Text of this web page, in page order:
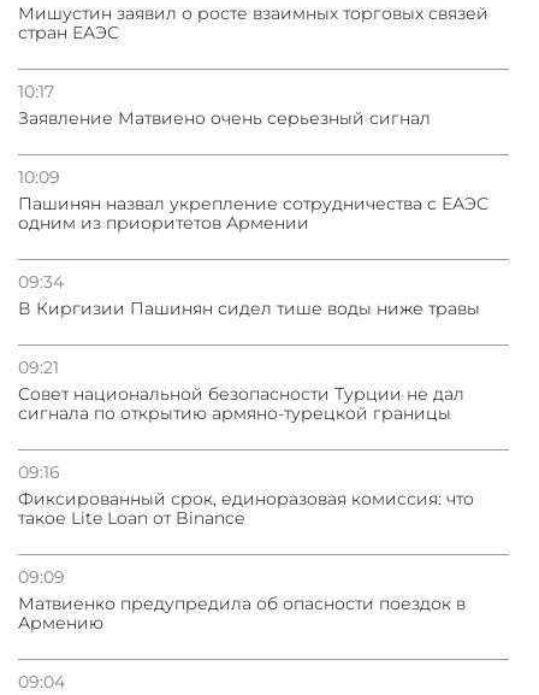
Мишустин заявил о росте взаимных торговых связей
стран ЕАЭС
10:17
Заявление Матвиено очень серьезный сигнал
10:09
Пашинян назвал укрепление сотрудничества с ЕАЭС
одним из приоритетов Армении
09:34
В Киргизии Пашинян сидел тише воды ниже травы
09:21
Совет национальной безопасности Турции не дал
сигнала по открытию армяно-турецкой границы
09:16
Фиксированный срок, единоразовая комиссия: что
такое Lite Loan от Binance
09:09
Матвиенко предупредила об опасности поездок в
Армению
09:04